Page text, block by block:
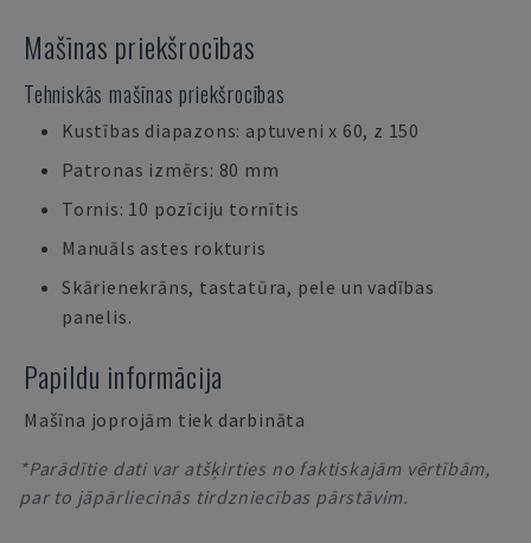
Mašīnas priekšrocības
Tehniskās mašīnas priekšrocības
Kustības diapazons: aptuveni x 60, z 150
Patronas izmērs: 80 mm
Tornis: 10 pozīciju tornītis
Manuāls astes rokturis
Skārienekrāns, tastatūra, pele un vadības
panelis.
Papildu informācija
Mašīna joprojām tiek darbināta
*Parādītie dati var atšķirties no faktiskajām vērtībām,
par to jāpārliecinās tirdzniecības pārstāvim.